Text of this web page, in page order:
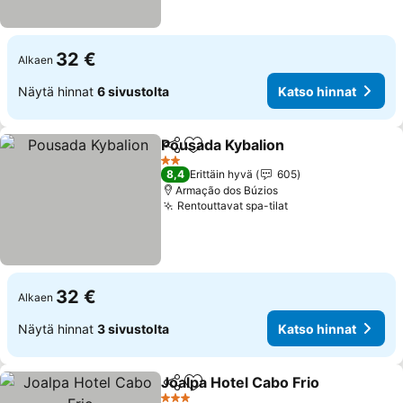
Alkaen 32 €
Näytä hinnat 6 sivustolta Katso hinnat
Jaa Lisää suosikkeihin
Pousada Kybalion
2 Tähtiluokitus
8,4 Erittäin hyvä
605
Armação dos Búzios
Rentouttavat spa-tilatKatso hinnat
Alkaen 32 €
Näytä hinnat 3 sivustolta Katso hinnat
Jaa Lisää suosikkeihin
Joalpa Hotel Cabo Frio